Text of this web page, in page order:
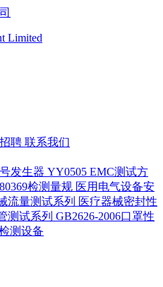
Limited
聘 联系我们
发生器 YY0505 EMC测试方
检测量规 医用电气设备安
流量测试系列 医疗器械密封性
测试系列 GB2626-2006口罩性
测设备